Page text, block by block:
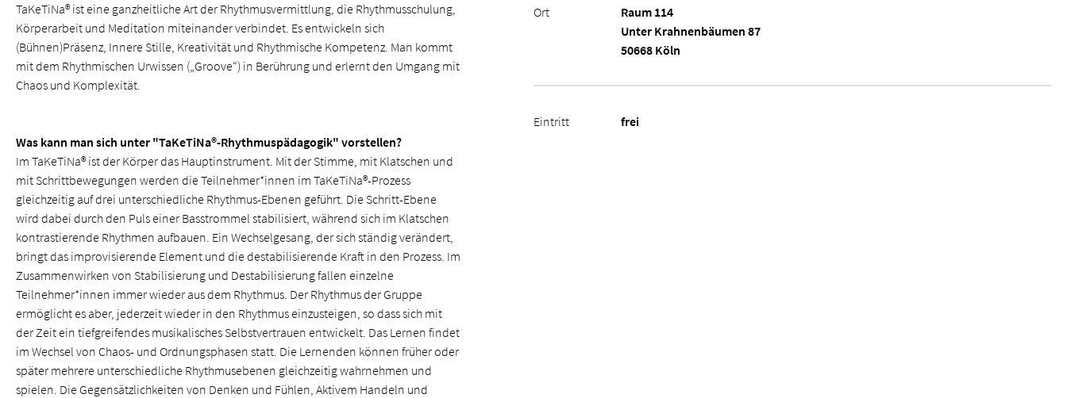
TaKeTiNa® ist eine ganzheitliche Art der Rhythmusvermittlung, die Rhythmusschulung,
Körperarbeit und Meditation miteinander verbindet. Es entwickeln sich
(Bühnen)Präsenz, Innere Stille, Kreativität und Rhythmische Kompetenz. Man kommt
mit dem Rhythmischen Urwissen („Groove“) in Berührung und erlernt den Umgang mit
Chaos und Komplexität.
Was kann man sich unter "TaKeTiNa®-Rhythmuspädagogik" vorstellen?
Im TaKeTiNa® ist der Körper das Hauptinstrument. Mit der Stimme, mit Klatschen und
mit Schrittbewegungen werden die Teilnehmer*innen im TaKeTiNa®-Prozess
gleichzeitig auf drei unterschiedliche Rhythmus-Ebenen geführt. Die Schritt-Ebene
wird dabei durch den Puls einer Basstrommel stabilisiert, während sich im Klatschen
kontrastierende Rhythmen aufbauen. Ein Wechselgesang, der sich ständig verändert,
bringt das improvisierende Element und die destabilisierende Kraft in den Prozess. Im
Zusammenwirken von Stabilisierung und Destabilisierung fallen einzelne
Teilnehmer*innen immer wieder aus dem Rhythmus. Der Rhythmus der Gruppe
ermöglicht es aber, jederzeit wieder in den Rhythmus einzusteigen, so dass sich mit
der Zeit ein tiefgreifendes musikalisches Selbstvertrauen entwickelt. Das Lernen findet
im Wechsel von Chaos- und Ordnungsphasen statt. Die Lernenden können früher oder
später mehrere unterschiedliche Rhythmusebenen gleichzeitig wahrnehmen und
spielen. Die Gegensätzlichkeiten von Denken und Fühlen, Aktivem Handeln und
Ort
Raum 114
Unter Krahnenbäumen 87
50668 Köln
Eintritt frei